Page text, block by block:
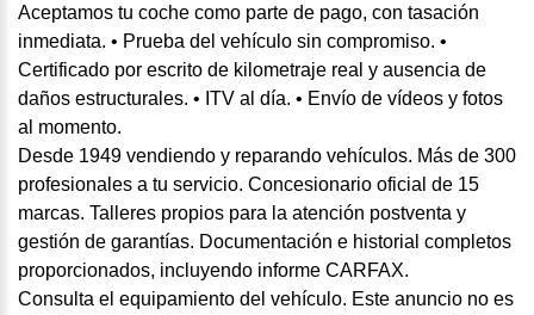
Aceptamos tu coche como parte de pago, con tasación
inmediata. • Prueba del vehículo sin compromiso. •
Certificado por escrito de kilometraje real y ausencia de
daños estructurales. • ITV al día. • Envío de vídeos y fotos
al momento.
Desde 1949 vendiendo y reparando vehículos. Más de 300
profesionales a tu servicio. Concesionario oficial de 15
marcas. Talleres propios para la atención postventa y
gestión de garantías. Documentación e historial completos
proporcionados, incluyendo informe CARFAX.
Consulta el equipamiento del vehículo. Este anuncio no es